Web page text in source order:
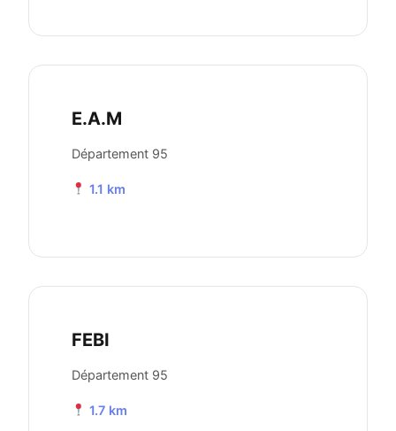
E.A.M
Département 95
1.1 km
FEBI
Département 95
1.7 km